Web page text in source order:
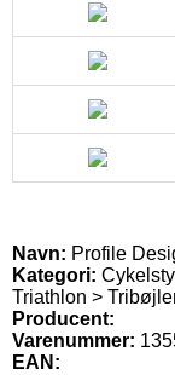
Navn: Profile
Kategori:
Triathlon >
Producent:
Varenummer:
EAN: